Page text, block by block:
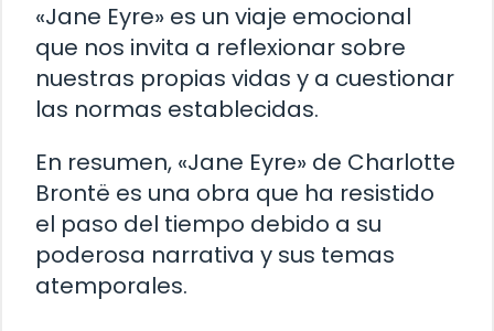
«Jane Eyre» es un viaje emocional
que nos invita a reflexionar sobre
nuestras propias vidas y a cuestionar
las normas establecidas.
En resumen, «Jane Eyre» de Charlotte
Brontë es una obra que ha resistido
el paso del tiempo debido a su
poderosa narrativa y sus temas
atemporales.